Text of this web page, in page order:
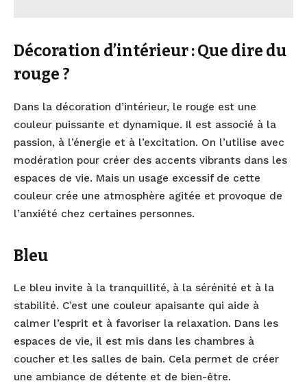
Décoration d’intérieur : Que dire du
rouge ?
Dans la décoration d’intérieur, le rouge est une
couleur puissante et dynamique. Il est associé à la
passion, à l’énergie et à l’excitation. On l’utilise avec
modération pour créer des accents vibrants dans les
espaces de vie. Mais un usage excessif de cette
couleur crée une atmosphère agitée et provoque de
l’anxiété chez certaines personnes.
Bleu
Le bleu invite à la tranquillité, à la sérénité et à la
stabilité. C’est une couleur apaisante qui aide à
calmer l’esprit et à favoriser la relaxation. Dans les
espaces de vie, il est mis dans les chambres à
coucher et les salles de bain. Cela permet de créer
une ambiance de détente et de bien-être.